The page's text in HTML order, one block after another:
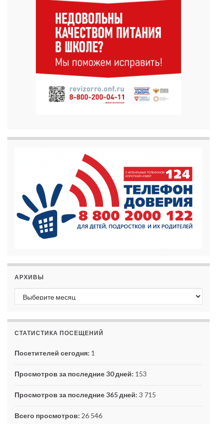
АРХИВЫ
Архивы
СТАТИСТИКА ПОСЕЩЕНИЙ
Посетителей сегодня: 1
Просмотров за последние 30 дней: 153
Просмотров за последние 365 дней: 3 715
Всего просмотров: 26 546